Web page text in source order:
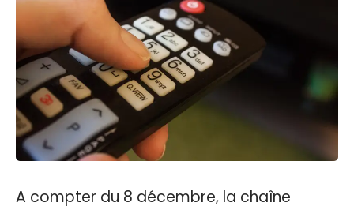
A compter du 8 décembre, la chaîne